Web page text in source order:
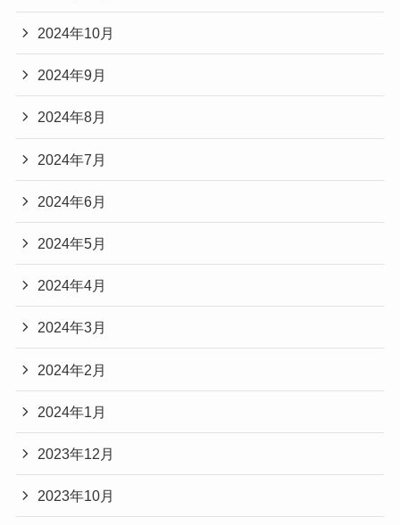
2024年10月
2024年9月
2024年8月
2024年7月
2024年6月
2024年5月
2024年4月
2024年3月
2024年2月
2024年1月
2023年12月
2023年10月